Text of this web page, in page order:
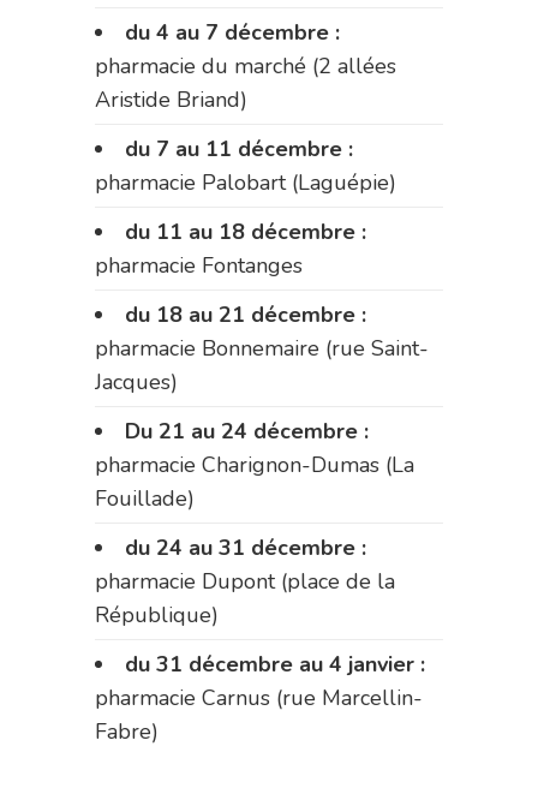
du 4 au 7 décembre :
pharmacie du marché (2 allées
Aristide Briand)
du 7 au 11 décembre :
pharmacie Palobart (Laguépie)
du 11 au 18 décembre :
pharmacie Fontanges
du 18 au 21 décembre :
pharmacie Bonnemaire (rue Saint-
Jacques)
Du 21 au 24 décembre :
pharmacie Charignon-Dumas (La
Fouillade)
du 24 au 31 décembre :
pharmacie Dupont (place de la
République)
du 31 décembre au 4 janvier :
pharmacie Carnus (rue Marcellin-
Fabre)